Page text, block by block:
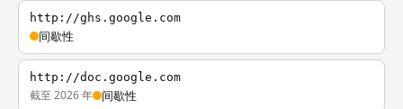
http://ghs.google.com
间歇性
http://doc.google.com
截至 2026 年 间歇性